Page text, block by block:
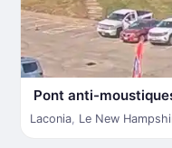
Pont anti-
Laconia, Le New